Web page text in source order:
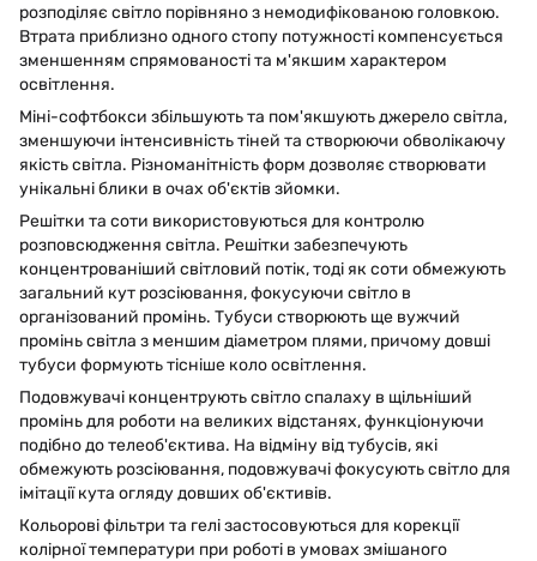
розподіляє світло порівняно з немодифікованою головкою.
Втрата приблизно одного стопу потужності компенсується
зменшенням спрямованості та м'якшим характером
освітлення.
Міні-софтбокси збільшують та пом'якшують джерело світла,
зменшуючи інтенсивність тіней та створюючи обволікаючу
якість світла. Різноманітність форм дозволяє створювати
унікальні блики в очах об'єктів зйомки.
Решітки та соти використовуються для контролю
розповсюдження світла. Решітки забезпечують
концентрованіший світловий потік, тоді як соти обмежують
загальний кут розсіювання, фокусуючи світло в
організований промінь. Тубуси створюють ще вужчий
промінь світла з меншим діаметром плями, причому довші
тубуси формують тісніше коло освітлення.
Подовжувачі концентрують світло спалаху в щільніший
промінь для роботи на великих відстанях, функціонуючи
подібно до телеоб'єктива. На відміну від тубусів, які
обмежують розсіювання, подовжувачі фокусують світло для
імітації кута огляду довших об'єктивів.
Кольорові фільтри та гелі застосовуються для корекції
колірної температури при роботі в умовах змішаного